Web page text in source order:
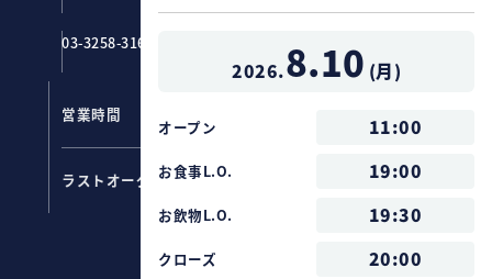
2026.8.10 (月)
オープン 11:00
お食事L.O. 19:00
お飲物L.O. 19:30
クローズ 20:00
03-3258-3161
営業時間
ラストオーダー
フード ：